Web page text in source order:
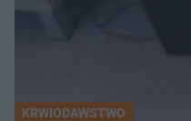
KRWIODAWSTWO